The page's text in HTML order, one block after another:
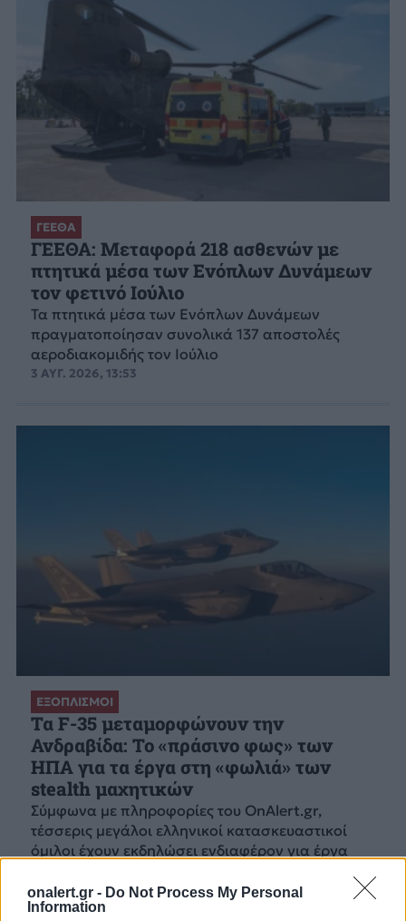
onalert.gr - Do Not Process My Personal
Information
ΓΕΕΘΑ
ΓΕΕΘΑ: Μεταφορά 218 ασθενών με
πτητικά μέσα των Ενόπλων Δυνάμεων
τον φετινό Ιούλιο
Τα πτητικά μέσα των Ενόπλων Δυνάμεων
πραγματοποίησαν συνολικά 137 αποστολές
αεροδιακομιδής τον Ιούλιο
3 ΑΥΓ. 2026, 13:53
ΕΞΟΠΛΙΣΜΟΙ
Τα F-35 μεταμορφώνουν την
Ανδραβίδα: Το «πράσινο φως» των
ΗΠΑ για τα έργα στη «φωλιά» των
stealth μαχητικών
Σύμφωνα με πληροφορίες του OnAlert.gr,
τέσσερις μεγάλοι ελληνικοί κατασκευαστικοί
όμιλοι έχουν εκδηλώσει ενδιαφέρον για έργα
1 ΑΥΓ. 2026, 08:04